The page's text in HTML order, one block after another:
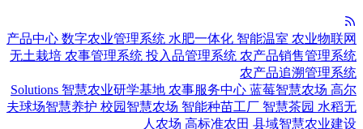
产品中心 数字农业管理系统 水肥一体化 智能温室 农业物联网
无土栽培 农事管理系统 投入品管理系统 农产品销售管理系统
农产品追溯管理系统
Solutions 智慧农业研学基地 农事服务中心 蓝莓智慧农场 高尔
夫球场智慧养护 校园智慧农场 智能种苗工厂 智慧茶园 水稻无
人农场 高标准农田 县域智慧农业建设